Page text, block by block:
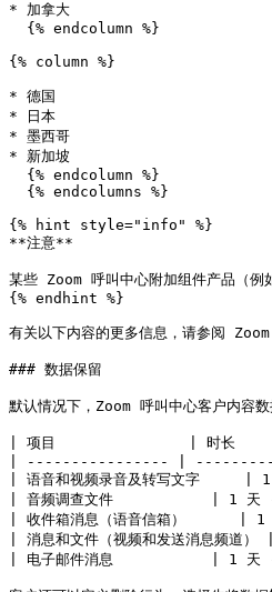
* 加拿大
{% column %}
* 德国
* 日本
* 墨西哥
* 新加坡
{% hint style="info" %}
**注意**
某些 Zoom 呼叫中心附加组件产品（
{% endhint %}
有关以下内容的更多信息，请参阅
### 数据保留
默认情况下，Zoom 呼叫中心客户内容
| 项目               | 时长
| ---------------- |
| 语音和视频录音及转写文字
| 音频调查文件           | 1 天
| 收件箱消息（语音信箱）
| 消息和文件（视频和发送消息频
| 电子邮件消息           | 1 天